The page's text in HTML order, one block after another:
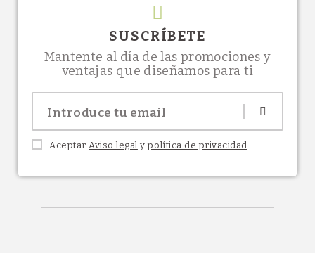
SUSCRÍBETE
Mantente al día de las promociones y
ventajas que diseñamos para ti
AceptarAviso legal ypolítica de privacidad